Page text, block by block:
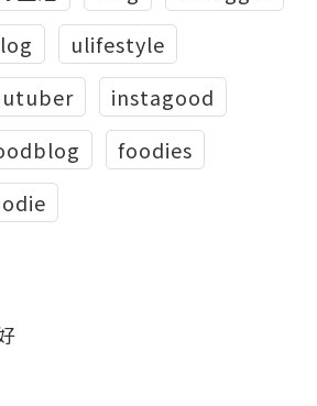
ulifestyle
instagood
foodies